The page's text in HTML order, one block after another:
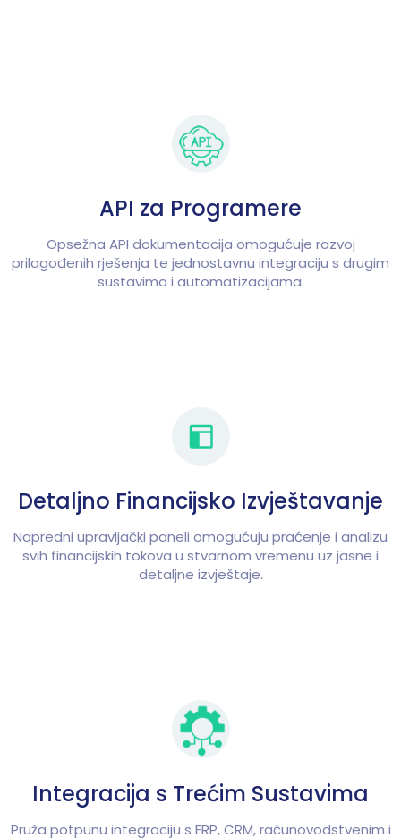
API za Programere
Opsežna API dokumentacija omogućuje razvoj
prilagođenih rješenja te jednostavnu integraciju s drugim
sustavima i automatizacijama.
Detaljno Financijsko Izvještavanje
Napredni upravljački paneli omogućuju praćenje i analizu
svih financijskih tokova u stvarnom vremenu uz jasne i
detaljne izvještaje.
Integracija s Trećim Sustavima
Pruža potpunu integraciju s ERP, CRM, računovodstvenim i